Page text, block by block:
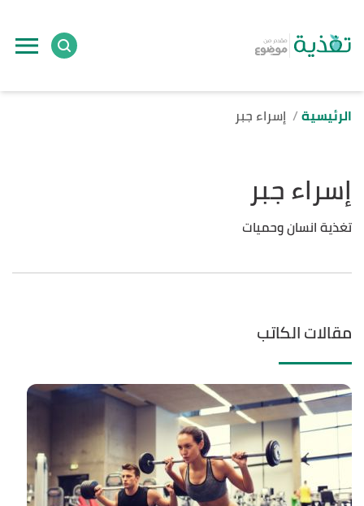
الرئيسية إسراء جبر
إسراء جبر
تغذية انسان وحميات
مقالات الكاتب